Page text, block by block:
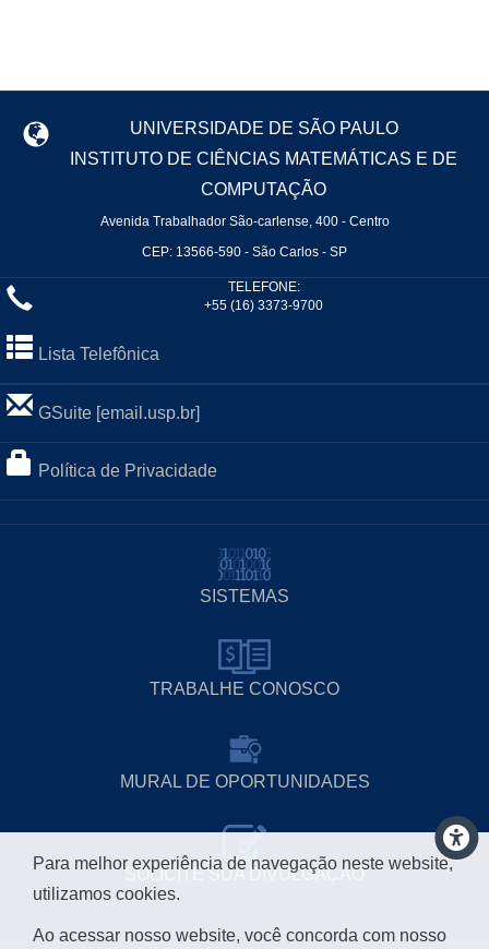
UNIVERSIDADE DE SÃO PAULO
INSTITUTO DE CIÊNCIAS MATEMÁTICAS E DE
COMPUTAÇÃO
Avenida Trabalhador São-carlense, 400 - Centro
CEP: 13566-590 - São Carlos - SP
TELEFONE:
+55 (16) 3373-9700
Lista Telefônica
GSuite [email.usp.br]
Política de Privacidade
SISTEMAS
TRABALHE CONOSCO
MURAL DE OPORTUNIDADES
SOLICITE SUA DIVULGAÇÃO
Para melhor experiência de navegação neste website,
utilizamos cookies.
Ao acessar nosso website, você concorda com nosso